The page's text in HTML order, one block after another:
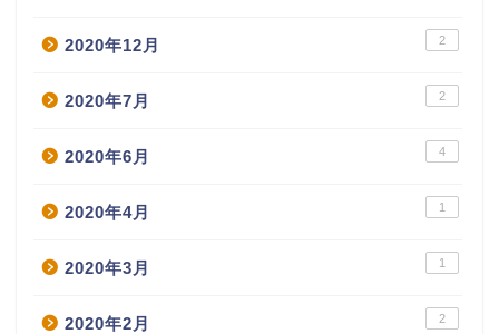
2020年12月 2
2020年7月 2
2020年6月 4
2020年4月 1
2020年3月 1
2020年2月 2